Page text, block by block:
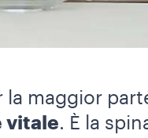
maggior
vitale. È la